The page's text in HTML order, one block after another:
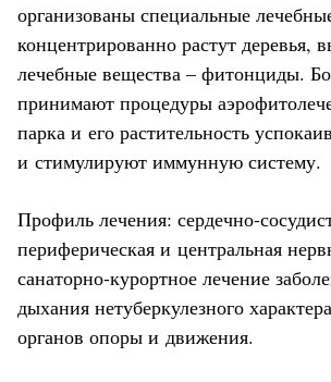
организованы специальные
концентрированно растут деревья,
лечебные вещества – фитонциды.
принимают процедуры
парка и его растительность
и стимулируют иммунную систему.
Профиль лечения: сердечно-
периферическая и центральная
санаторно-курортное лечение
дыхания нетуберкулезного
органов опоры и движения.